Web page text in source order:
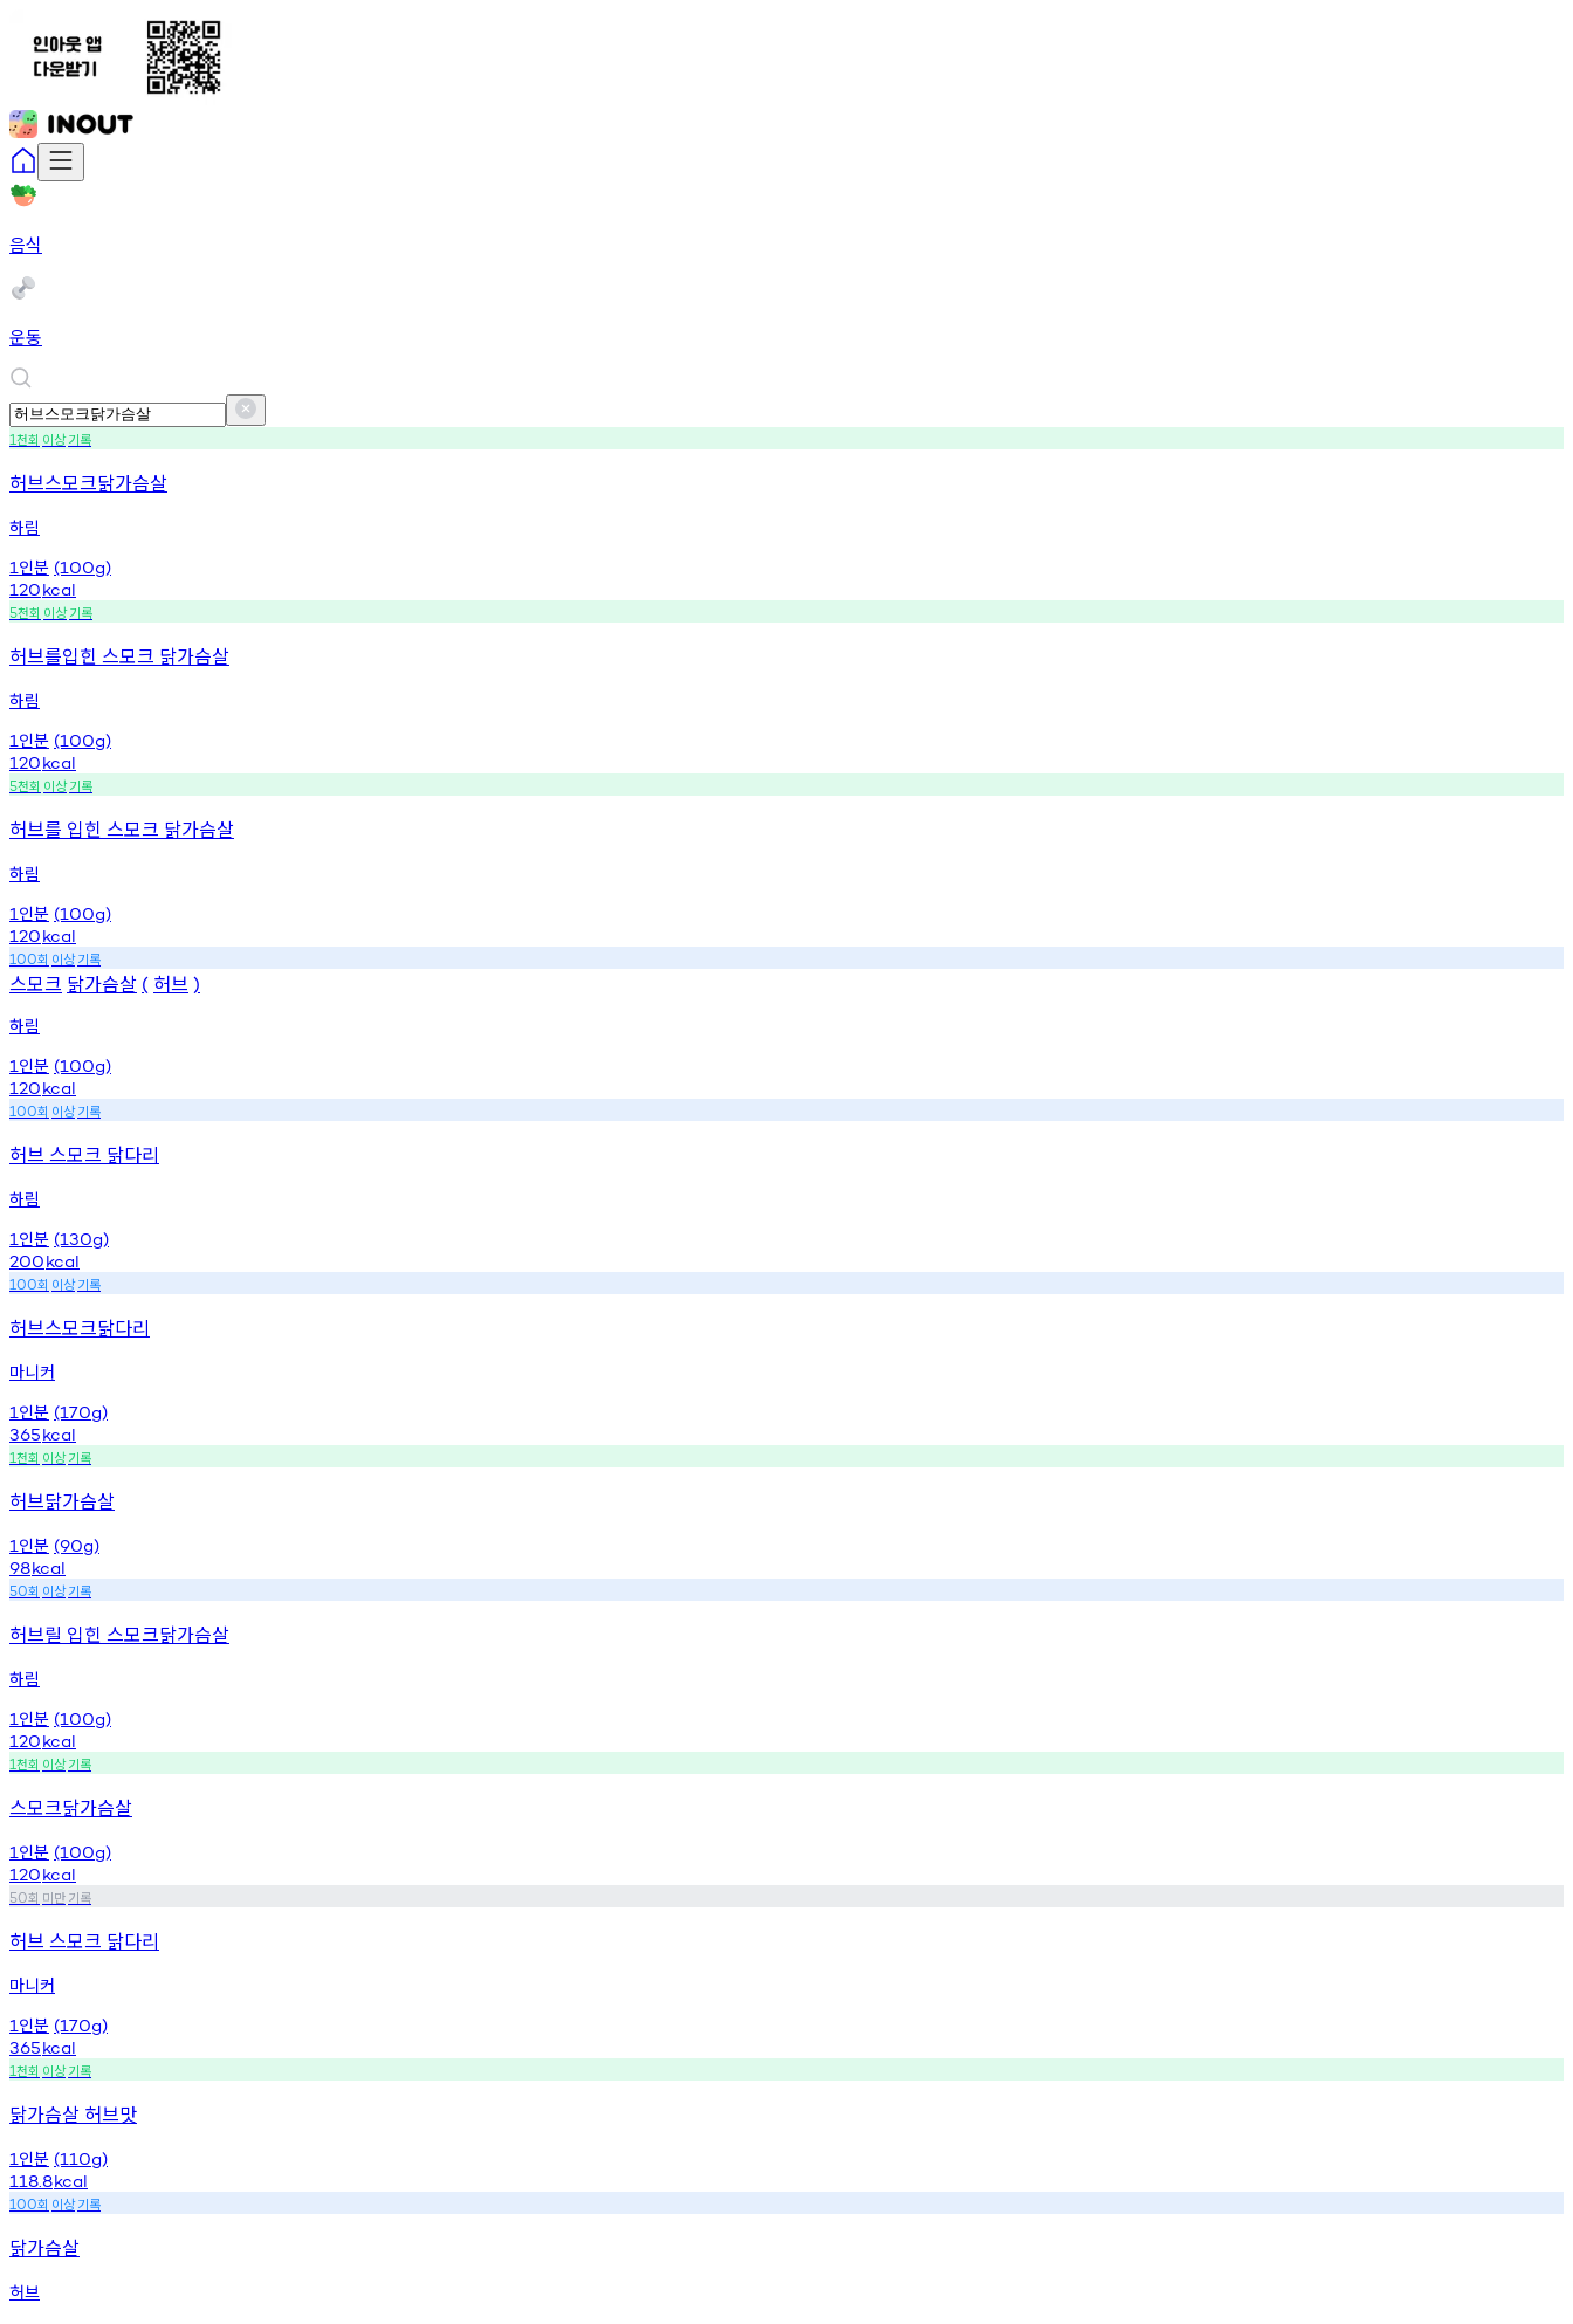
음식
운동
1천회 이상기록
허브스모크닭가슴살
하림
1 인분 (100g)
120kcal
5천회 이상기록
허브를입힌 스모크 닭가슴살
하림
1 인분 (100g)
120kcal
5천회 이상기록
허브를 입힌 스모크 닭가슴살
하림
1 인분 (100g)
120kcal
100회 이상기록
스모크 닭가슴살 ( 허브 )
하림
1 인분 (100g)
120kcal
100회 이상기록
허브 스모크 닭다리
하림
1 인분 (130g)
200kcal
100회 이상기록
허브스모크닭다리
마니커
1 인분 (170g)
365kcal
1천회 이상기록
허브닭가슴살
1 인분 (90g)
98kcal
50회 이상기록
허브릴 입힌 스모크닭가슴살
하림
1 인분 (100g)
120kcal
1천회 이상기록
스모크닭가슴살
1 인분 (100g)
120kcal
50회 미만기록
허브 스모크 닭다리
마니커
1 인분 (170g)
365kcal
1천회 이상기록
닭가슴살 허브맛
1 인분 (110g)
118.8kcal
100회 이상기록
닭가슴살
허브